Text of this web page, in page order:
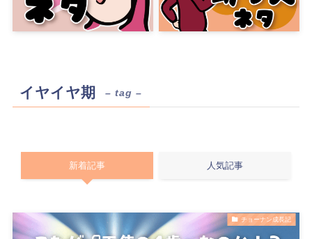
イヤイヤ期 – tag –
新着記事 人気記事
チョーナン成長記